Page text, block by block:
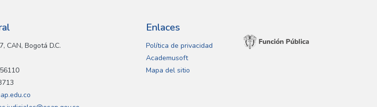
CAN, Bogotá D.C.
Enlaces
Política de privacidad
Academusoft
Mapa del sitio